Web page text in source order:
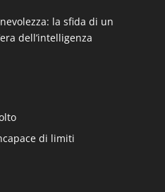
la sfida di un
dell’intelligenza
di limiti